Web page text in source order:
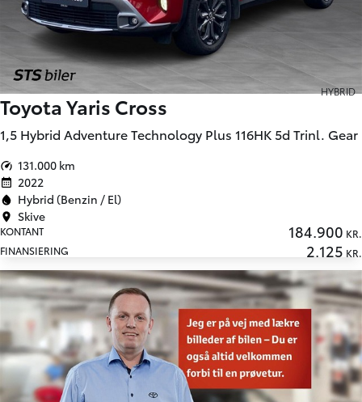
HYBRID
Toyota Yaris Cross
1,5 Hybrid Adventure Technology Plus 116HK 5d Trinl. Gear
131.000 km
2022
Hybrid (Benzin / El)
Skive
KONTANT 184.900 KR.
FINANSIERING
2.125 KR.